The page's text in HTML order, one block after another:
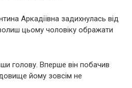
Аркадіївна задихнулась від
цьому чоловіку ображати
голову. Вперше він побачив
йому зовсім не